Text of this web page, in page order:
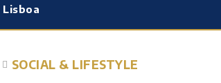
Lisboa
SOCIAL & LIFESTYLE